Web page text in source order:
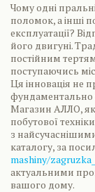
Чому одні
поломок, а інші
експлуатації?
його двигуні.
постійним
поступаючись
Ця інновація не
фундаментально
Магазин АЛЛО,
побутової
з
каталогу, за
mashiny/
актуальними
вашого дому.